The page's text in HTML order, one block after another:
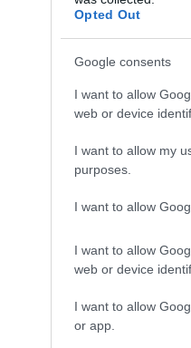
Opted Out
Google consents
I want to allow
web or device
I want to allow my
purposes.
I want to allow
I want to allow
web or device
I want to allow
or app.
για το δημόσιο στην
Οι νέοι δικαστικοί
Πρωτοδικείο Πειραιά
Εισαγγελία Εφετών
Εισαγγελία